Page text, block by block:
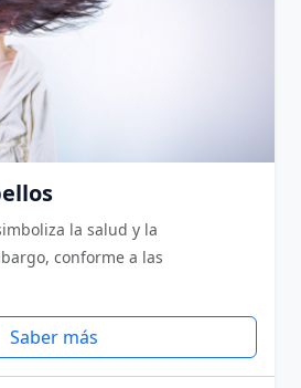
la salud y la
conforme a las
Saber más